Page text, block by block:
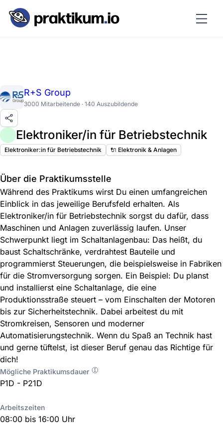
R+S Group
3000 Mitarbeitende · 140 Auszubildende
Elektroniker/in für Betriebstechnik
Elektroniker:in für Betriebstechnik 🔌 Elektronik & Anlagen
Über die Praktikumsstelle
Während des Praktikums wirst Du einen umfangreichen
Einblick in das jeweilige Berufsfeld erhalten. Als
Elektroniker/in für Betriebstechnik sorgst du dafür, dass
Maschinen und Anlagen zuverlässig laufen. Unser
Schwerpunkt liegt im Schaltanlagenbau: Das heißt, du
baust Schaltschränke, verdrahtest Bauteile und
programmierst Steuerungen, die beispielsweise in Fabriken
für die Stromversorgung sorgen. Ein Beispiel: Du planst
und installierst eine Schaltanlage, die eine
Produktionsstraße steuert – vom Einschalten der Motoren
bis zur Sicherheitstechnik. Dabei arbeitest du mit
Stromkreisen, Sensoren und moderner
Automatisierungstechnik. Wenn du Spaß an Technik hast
und gerne tüftelst, ist dieser Beruf genau das Richtige für
dich!
Mögliche Praktikumsdauer
P1D - P21D
Arbeitszeiten
08:00 bis 16:00 Uhr